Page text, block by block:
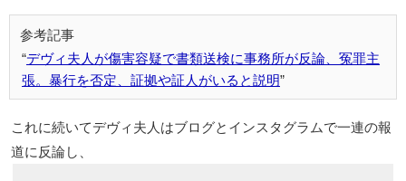
デヴィ夫人が傷害容疑で書類送検に事務所が反論、冤罪主
張。暴行を否定、証拠や証人がいると説明
これに続いてデヴィ夫人はブログとインスタグラムで一連の報
道に反論し、